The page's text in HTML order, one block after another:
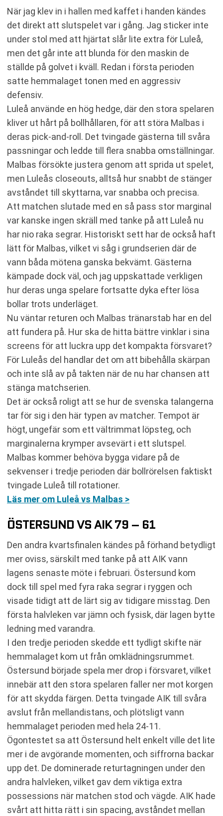
När jag klev in i hallen med kaffet i handen kändes
det direkt att slutspelet var i gång. Jag sticker inte
under stol med att hjärtat slår lite extra för Luleå,
men det går inte att blunda för den maskin de
ställde på golvet i kväll. Redan i första perioden
satte hemmalaget tonen med en aggressiv
defensiv.
Luleå använde en hög hedge, där den stora spelaren
kliver ut hårt på bollhållaren, för att störa Malbas i
deras pick-and-roll. Det tvingade gästerna till svåra
passningar och ledde till flera snabba omställningar.
Malbas försökte justera genom att sprida ut spelet,
men Luleås closeouts, alltså hur snabbt de stänger
avståndet till skyttarna, var snabba och precisa.
Att matchen slutade med en så pass stor marginal
var kanske ingen skräll med tanke på att Luleå nu
har nio raka segrar. Historiskt sett har de också haft
lätt för Malbas, vilket vi såg i grundserien där de
vann båda mötena ganska bekvämt. Gästerna
kämpade dock väl, och jag uppskattade verkligen
hur deras unga spelare fortsatte dyka efter lösa
bollar trots underläget.
Nu väntar returen och Malbas tränarstab har en del
att fundera på. Hur ska de hitta bättre vinklar i sina
screens för att luckra upp det kompakta försvaret?
För Luleås del handlar det om att bibehålla skärpan
och inte slå av på takten när de nu har chansen att
stänga matchserien.
Det är också roligt att se hur de svenska talangerna
tar för sig i den här typen av matcher. Tempot är
högt, ungefär som ett vältrimmat löpsteg, och
marginalerna krymper avsevärt i ett slutspel.
Malbas kommer behöva bygga vidare på de
sekvenser i tredje perioden där bollrörelsen faktiskt
tvingade Luleå till rotationer.
Läs mer om Luleå vs Malbas >
ÖSTERSUND VS AIK 79 – 61
Den andra kvartsfinalen kändes på förhand betydligt
mer oviss, särskilt med tanke på att AIK vann
lagens senaste möte i februari. Östersund kom
dock till spel med fyra raka segrar i ryggen och
visade tidigt att de lärt sig av tidigare misstag. Den
första halvleken var jämn och fysisk, där lagen bytte
ledning med varandra.
I den tredje perioden skedde ett tydligt skifte när
hemmalaget kom ut från omklädningsrummet.
Östersund började spela mer drop i försvaret, vilket
innebär att den stora spelaren faller ner mot korgen
för att skydda färgen. Detta tvingade AIK till svåra
avslut från mellandistans, och plötsligt vann
hemmalaget perioden med hela 24-11.
Ögontestet sa att Östersund helt enkelt ville det lite
mer i de avgörande momenten, och siffrorna backar
upp det. De dominerade returtagningen under den
andra halvleken, vilket gav dem viktiga extra
possessions när matchen stod och vägde. AIK hade
svårt att hitta rätt i sin spacing, avståndet mellan